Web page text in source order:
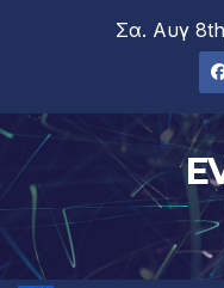
Σα. Αυγ